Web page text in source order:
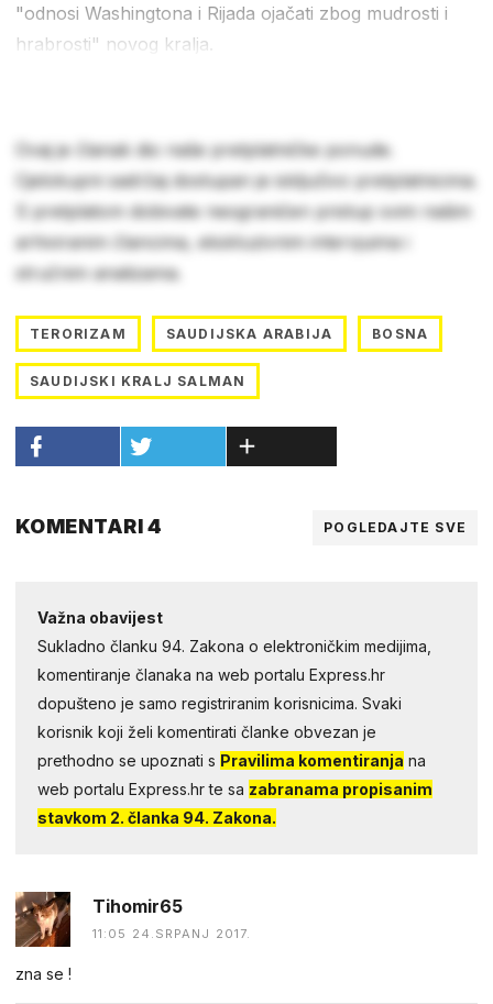
"odnosi Washingtona i Rijada ojačati zbog mudrosti i
hrabrosti" novog kralja.
Ovaj je članak dio naše pretplatničke ponude.
Cjelokupni sadržaj dostupan je isključivo pretplatnicima.
S pretplatom dobivate neograničen pristup svim našim
arhiviranim člancima, ekskluzivnim intervjuima i
stručnim analizama.
TERORIZAM SAUDIJSKA ARABIJA BOSNA
SAUDIJSKI KRALJ SALMAN
KOMENTARI 4 POGLEDAJTE SVE
Važna obavijest
Sukladno članku 94. Zakona o elektroničkim medijima,
komentiranje članaka na web portalu Express.hr
dopušteno je samo registriranim korisnicima. Svaki
korisnik koji želi komentirati članke obvezan je
prethodno se upoznati s Pravilima komentiranja na
web portalu Express.hr te sa zabranama propisanim
stavkom 2. članka 94. Zakona.
Tihomir65
11:05 24.SRPANJ 2017.
zna se !